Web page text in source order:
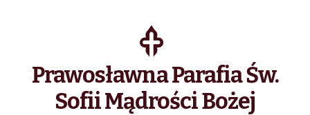
Prawosławna Parafia Św.
Sofii Mądrości Bożej